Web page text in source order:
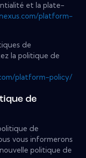
et la plate-
platform-
de
la politique de
platform-policy/
de
de
vous informerons
politique de